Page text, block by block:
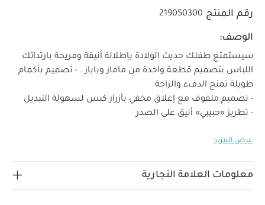
رقم المنتج 219050300
الوصف:
سيستمتع طفلك حديث الولادة بإطلالة أنيقة ومريحة بارتدائك
اللباس بتصميم قطعة واحدة من ماماز وباباز . - تصميم بأكمام
طويلة تمنح الدفء والراحة
- تصميم ملفوف مع إغلاق مخفي بأزرار كبس لسهولة التبديل
- تطريز «حبيبي» أنيق على الصدر
- مصنوع من القطن 100%
الناعم على الصدر، ليكون هدية مميزة لحديثي الولادة. صُمم
عرض المزيد
معلومات العلامة التجارية